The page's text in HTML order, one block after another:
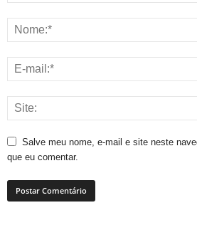
Salve meu nome, e-mail e site neste
que eu comentar.